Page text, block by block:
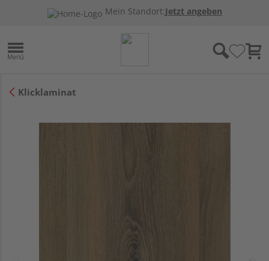
Mein Standort:Jetzt angeben
Klicklaminat